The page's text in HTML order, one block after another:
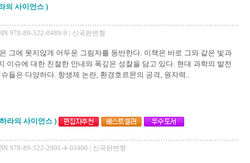
의 사이언스 )
978-89-522-0489-9 | 신국판변형
그에 못지않게 어두운 그림자를 동반한다. 이책은 바로 그와 같은 빛과
이슈에 대한 친절한 안내와 폭깊은 성찰을 담고 있다. 현대 과학의 발전
들은 다양하다. 항생제 논란, 환경호르몬의 공격, 원자력..
라의 사이언스 )
978-89-522-2901-4-03400 | 신국판변형